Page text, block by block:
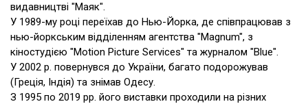
видавництві "Маяк".
У 1989-му році переїхав до Нью-Йорка, де співпрацював з
нью-йоркським відділенням агентства "Magnum", з
кіностудією "Motion Picture Services" та журналом "Blue".
У 2002 р. повернувся до України, багато подорожував
(Греція, Індія) та знімав Одесу.
З 1995 по 2019 рр. його виставки проходили на різних